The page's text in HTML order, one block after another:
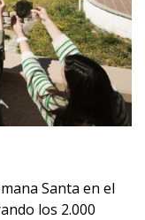
Santa en el
los 2.000